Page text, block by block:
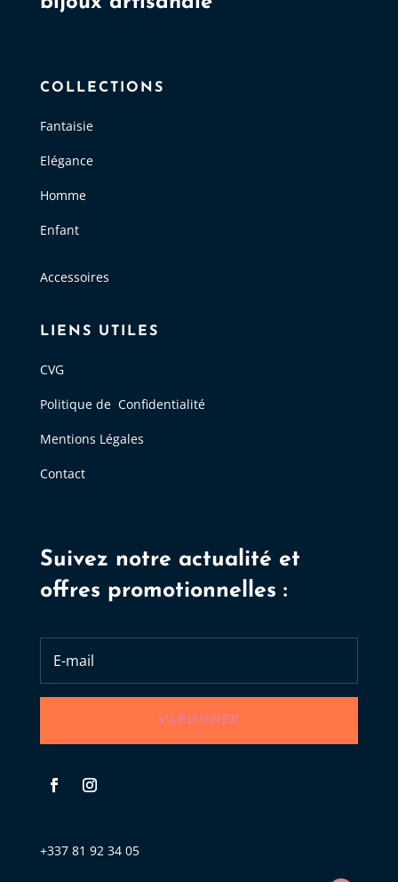
COLLECTIONS
Fantaisie
Elégance
Homme
Enfant
Accessoires
LIENS UTILES
CVG
Politique de Confidentialité
Mentions Légales
Contact
Suivez notre actualité et
offres promotionnelles :
S'ABONNER
+337 81 92 34 05